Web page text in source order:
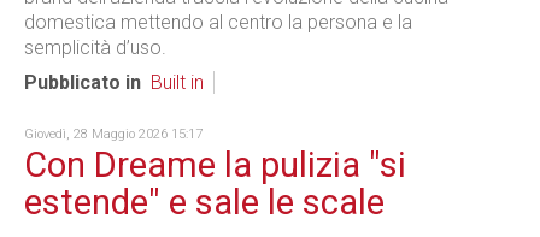
domestica mettendo al centro la persona e la
semplicità d’uso.
Pubblicato in Built in
Giovedì, 28 Maggio 2026 15:17
Con Dreame la pulizia "si
estende" e sale le scale